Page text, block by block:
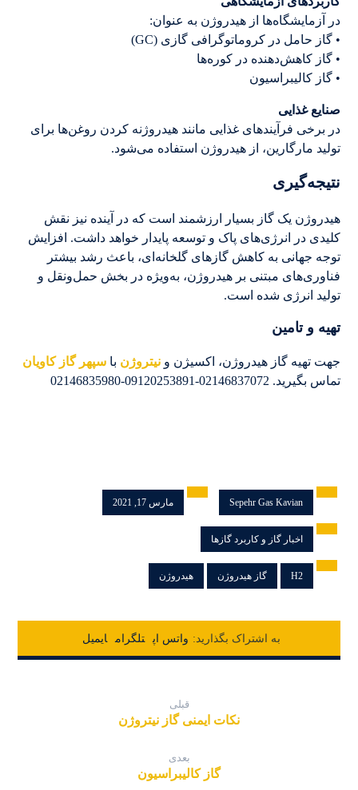
در آزمایشگاه‌ها از هیدروژن به عنوان:
• گاز حامل در کروماتوگرافی گازی (GC)
• گاز کاهش‌دهنده در کوره‌ها
• گاز کالیبراسیون
صنایع غذایی
در برخی فرآیندهای غذایی مانند هیدروژنه کردن روغن‌ها برای
تولید مارگارین، از هیدروژن استفاده می‌شود.
نتیجه‌گیری
هیدروژن یک گاز بسیار ارزشمند است که در آینده نیز نقش
کلیدی در انرژی‌های پاک و توسعه پایدار خواهد داشت. افزایش
توجه جهانی به کاهش گازهای گلخانه‌ای، باعث رشد بیشتر
فناوری‌های مبتنی بر هیدروژن، به‌ویژه در بخش حمل‌ونقل و
تولید انرژی شده است.
تهیه و تامین
جهت تهیه گاز هیدروژن، اکسیژن و نیتروژن باسپهر گاز کاویان
تماس بگیرید. 02146837072-09120253891-02146835980
Sepehr Gas Kavian مارس 17, 2021
اخبار گاز و کاربرد گازها
H2 گاز هیدروژن هیدروژن
واتس اپ تلگرام ایمیل
قبلی
نکات ایمنی گاز نیتروژن
بعدی
گاز کالیبراسیون